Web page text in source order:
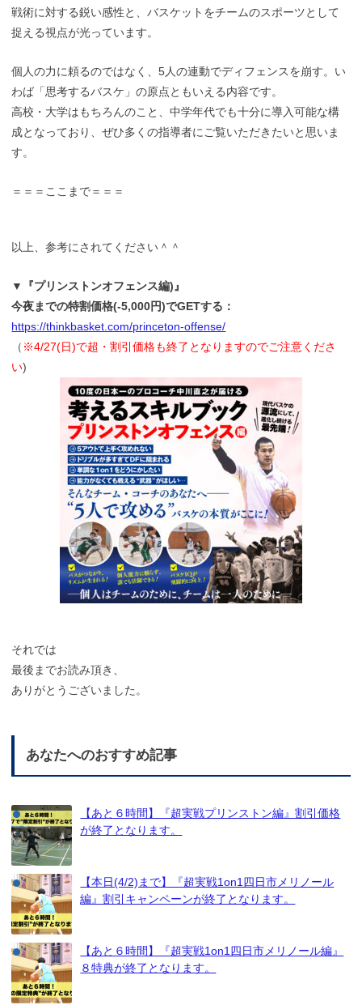
戦術に対する鋭い感性と、バスケットをチームのスポーツとして
捉える視点が光っています。
個人の力に頼るのではなく、5人の連動でディフェンスを崩す。い
わば「思考するバスケ」の原点ともいえる内容です。
高校・大学はもちろんのこと、中学年代でも十分に導入可能な構
成となっており、ぜひ多くの指導者にご覧いただきたいと思いま
す。
＝＝＝ここまで＝＝＝
以上、参考にされてください＾＾
▼『プリンストンオフェンス編)』
今夜までの特割価格(-5,000円)でGETする：
https://thinkbasket.com/princeton-offense/
（ ※4/27(日)で超・割引価格も終了となりますのでご注意くださ
い)
それでは
最後までお読み頂き、
ありがとうございました。
あなたへのおすすめ記事
【あと６時間】『超実戦プリンストン編』割引価格
が終了となります。
【本日(4/2)まで】『超実戦1on1四日市メリノール
編』割引キャンペーンが終了となります。
【あと６時間】『超実戦1on1四日市メリノール編』
８特典が終了となります。